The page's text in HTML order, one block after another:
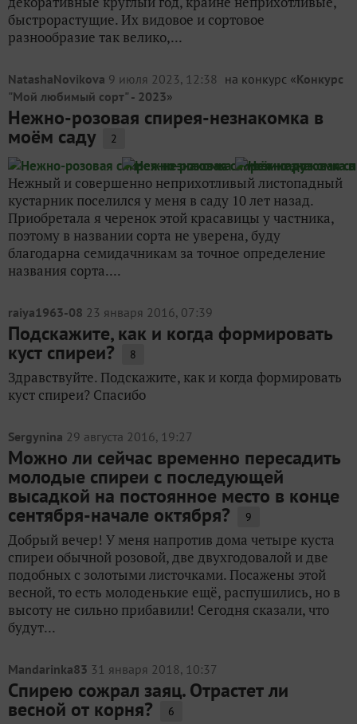
быстрорастущие. Их видовое и сортовое
разнообразие так велико,...
NatashaNovikova 9 июля 2023, 12:38 на конкурс «Конкурс
"Мой любимый сорт" - 2023»
Нежно-розовая спирея-незнакомка в
моём саду 2
Нежный и совершенно неприхотливый листопадный
кустарник поселился у меня в саду 10 лет назад.
Приобретала я черенок этой красавицы у частника,
поэтому в названии сорта не уверена, буду
благодарна семидачникам за точное определение
названия сорта....
raiya1963-08 23 января 2016, 07:39
Подскажите, как и когда формировать
куст спиреи? 8
Здравствуйте. Подскажите, как и когда формировать
куст спиреи? Спасибо
Sergynina 29 августа 2016, 19:27
Можно ли сейчас временно пересадить
молодые спиреи с последующей
высадкой на постоянное место в конце
сентября-начале октября? 9
Добрый вечер! У меня напротив дома четыре куста
спиреи обычной розовой, две двухгодовалой и две
подобных с золотыми листочками. Посажены этой
весной, то есть молоденькие ещё, распушились, но в
высоту не сильно прибавили! Сегодня сказали, что
будут...
Mandarinka83 31 января 2018, 10:37
Спирею сожрал заяц. Отрастет ли
весной от корня? 6